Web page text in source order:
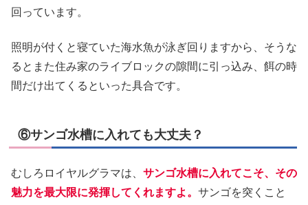
回っています。
照明が付くと寝ていた海水魚が泳ぎ回りますから、そうな
るとまた住み家のライブロックの隙間に引っ込み、餌の時
間だけ出てくるといった具合です。
⑥サンゴ水槽に入れても大丈夫？
むしろロイヤルグラマは、 サンゴ水槽に入れてこそ、その
魅力を最大限に発揮してくれますよ。 サンゴを突くこと